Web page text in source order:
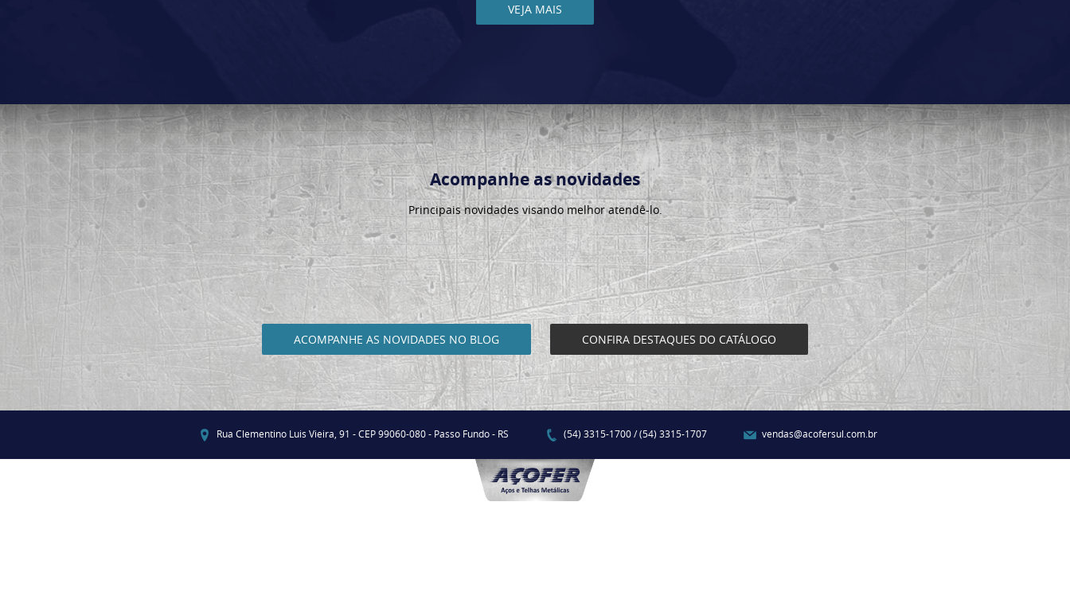
VEJA MAIS
Acompanhe as novidades
Principais novidades visando melhor atendê-lo.
ACOMPANHE AS NOVIDADES NO BLOG CONFIRA DESTAQUES DO CATÁLOGO
Rua Clementino Luis Vieira, 91 - CEP 99060-080 - Passo Fundo - RS (54) 3315-1700 / (54) 3315-1707 vendas@acofersul.com.br